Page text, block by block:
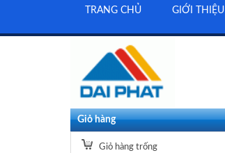
TRANG CHỦ GIỚI THIỆU
Giỏ hàng
Giỏ hàng trống